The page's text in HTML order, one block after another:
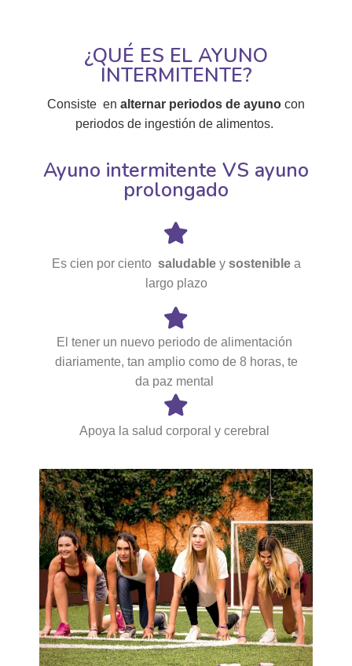
¿QUÉ ES EL AYUNO
INTERMITENTE?
Consiste en alternar periodos de ayuno con
periodos de ingestión de alimentos.
Ayuno intermitente VS ayuno
prolongado
Es cien por ciento saludabley sosteniblea
largo plazo
El tener un nuevo periodo de alimentación
diariamente, tan amplio como de 8 horas, te
da paz mental
Apoya la salud corporal y cerebral